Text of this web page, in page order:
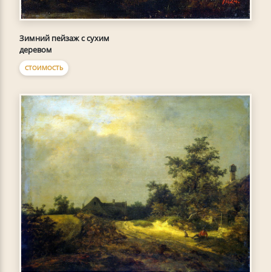
Зимний пейзаж с сухим
деревом
СТОИМОСТЬ